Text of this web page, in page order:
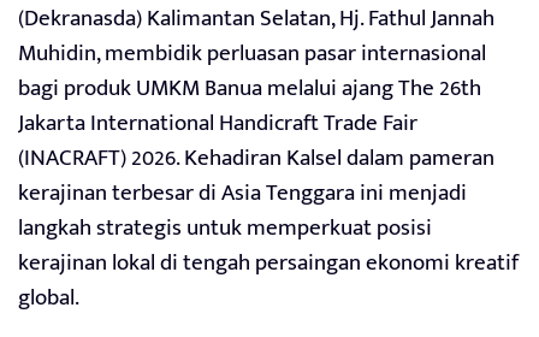
(Dekranasda) Kalimantan Selatan, Hj. Fathul Jannah
Muhidin, membidik perluasan pasar internasional
bagi produk UMKM Banua melalui ajang The 26th
Jakarta International Handicraft Trade Fair
(INACRAFT) 2026. Kehadiran Kalsel dalam pameran
kerajinan terbesar di Asia Tenggara ini menjadi
langkah strategis untuk memperkuat posisi
kerajinan lokal di tengah persaingan ekonomi kreatif
global.